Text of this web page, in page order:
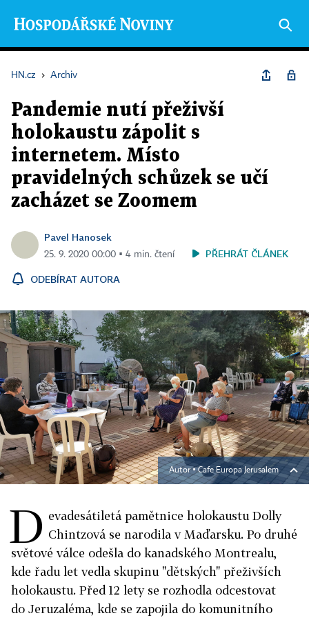
HN.cz › Archiv
Pandemie nutí přeživší
holokaustu zápolit s
internetem. Místo
pravidelných schůzek se učí
zacházet se Zoomem
Pavel Hanosek
25. 9. 2020 00:00 ▪ 4 min. čtení PŘEHRÁT ČLÁNEK
ODEBÍRAT AUTORA
Autor ▪Cafe Europa Jerusalem
D evadesátiletá pamětnice holokaustu Dolly
Chintzová se narodila v Maďarsku. Po druhé
světové válce odešla do kanadského Montrealu,
kde řadu let vedla skupinu "dětských" přeživších
holokaustu. Před 12 lety se rozhodla odcestovat
do Jeruzaléma, kde se zapojila do komunitního